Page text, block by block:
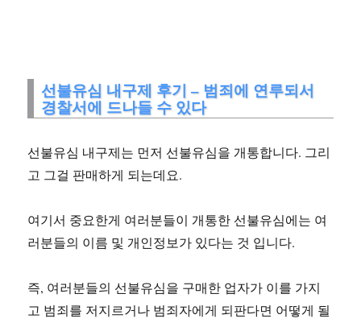
선불유심 내구제 후기 – 범죄에 연루되서
경찰서에 드나들 수 있다
선불유심 내구제는 먼저 선불유심을 개통합니다. 그리
고 그걸 판매하게 되는데요.
여기서 중요한게 여러분들이 개통한 선불유심에는 여
러분들의 이름 및 개인정보가 있다는 것 입니다.
즉, 여러분들의 선불유심을 구매한 업자가 이를 가지
고 범죄를 저지르거나 범죄자에게 되판다면 어떻게 될